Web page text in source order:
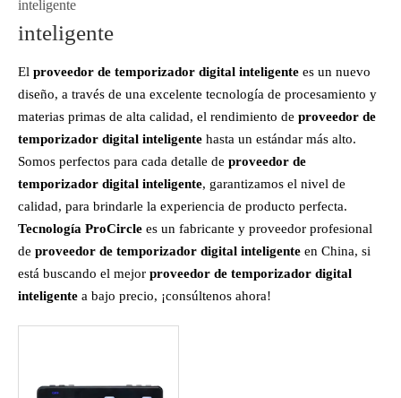
inteligente
inteligente
El proveedor de temporizador digital inteligente es un nuevo
diseño, a través de una excelente tecnología de procesamiento y
materias primas de alta calidad, el rendimiento de proveedor de
temporizador digital inteligente hasta un estándar más alto.
Somos perfectos para cada detalle de proveedor de
temporizador digital inteligente, garantizamos el nivel de
calidad, para brindarle la experiencia de producto perfecta.
Tecnología ProCircle es un fabricante y proveedor profesional
de proveedor de temporizador digital inteligente en China, si
está buscando el mejor proveedor de temporizador digital
inteligente a bajo precio, ¡consúltenos ahora!